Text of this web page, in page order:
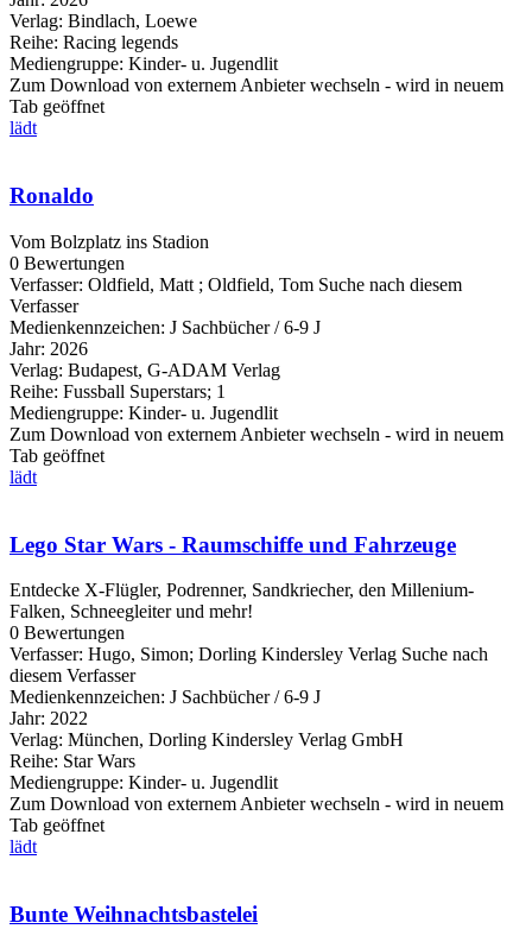
Verlag: Bindlach, Loewe
Reihe: Racing legends
Mediengruppe: Kinder- u. Jugendlit
Zum Download von externem Anbieter wechseln - wird in neuem
Tab geöffnet
lädt
Ronaldo
Vom Bolzplatz ins Stadion
0 Bewertungen
Verfasser: Oldfield, Matt ; Oldfield, Tom Suche nach diesem
Verfasser
Medienkennzeichen: J Sachbücher / 6-9 J
Jahr: 2026
Verlag: Budapest, G-ADAM Verlag
Reihe: Fussball Superstars; 1
Mediengruppe: Kinder- u. Jugendlit
Zum Download von externem Anbieter wechseln - wird in neuem
Tab geöffnet
lädt
Lego Star Wars - Raumschiffe und Fahrzeuge
Entdecke X-Flügler, Podrenner, Sandkriecher, den Millenium-
Falken, Schneegleiter und mehr!
0 Bewertungen
Verfasser: Hugo, Simon; Dorling Kindersley Verlag Suche nach
diesem Verfasser
Medienkennzeichen: J Sachbücher / 6-9 J
Jahr: 2022
Verlag: München, Dorling Kindersley Verlag GmbH
Reihe: Star Wars
Mediengruppe: Kinder- u. Jugendlit
Zum Download von externem Anbieter wechseln - wird in neuem
Tab geöffnet
lädt
Bunte Weihnachtsbastelei